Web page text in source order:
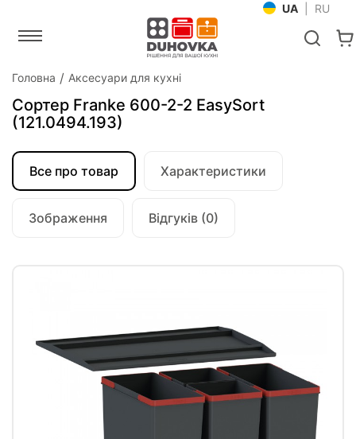
UA RU
Головна Аксесуари для кухні
Сортер Franke 600-2-2 EasySort
(121.0494.193)
Все про товар Характеристики
Зображення Відгуків (0)